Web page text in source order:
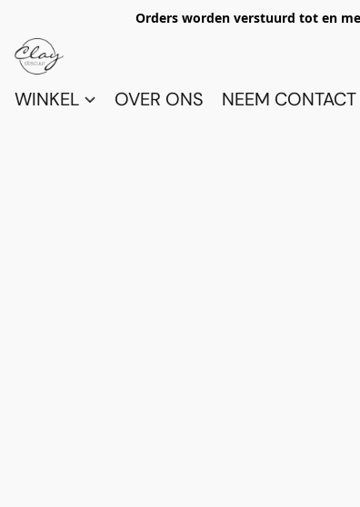
Orders worden verstuurd tot en
WINKEL OVER ONS NEEM